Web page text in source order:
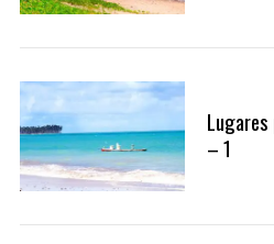
– 1